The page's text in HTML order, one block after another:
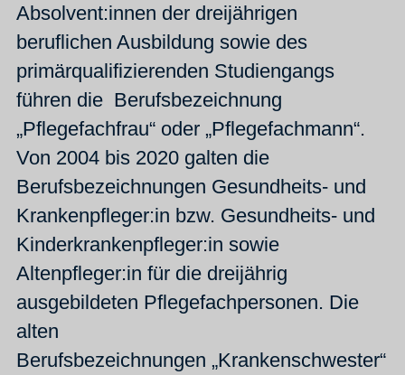
Absolvent:innen der dreijährigen
beruflichen Ausbildung sowie des
primärqualifizierenden Studiengangs
führen die Berufsbezeichnung
„Pflegefachfrau“ oder „Pflegefachmann“.
Von 2004 bis 2020 galten die
Berufsbezeichnungen Gesundheits- und
Krankenpfleger:in bzw. Gesundheits- und
Kinderkrankenpfleger:in sowie
Altenpfleger:in für die dreijährig
ausgebildeten Pflegefachpersonen. Die
alten
Berufsbezeichnungen „Krankenschwester“